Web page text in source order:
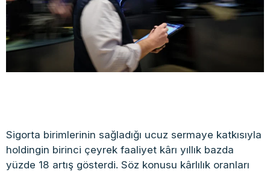
Sigorta birimlerinin sağladığı ucuz sermaye katkısıyla
holdingin birinci çeyrek faaliyet kârı yıllık bazda
yüzde 18 artış gösterdi. Söz konusu kârlılık oranları